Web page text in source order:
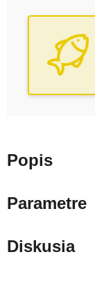
Popis
Parametre
Diskusia